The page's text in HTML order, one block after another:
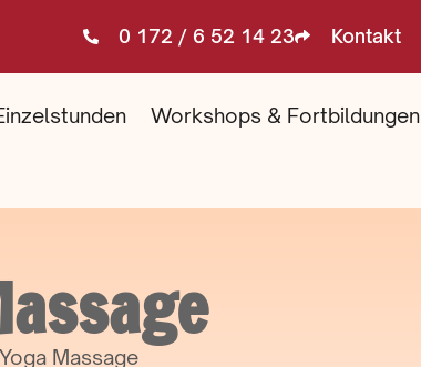
0 172 / 6 52 14 23 Kontakt
Workshops & Fortbildungen
Massage